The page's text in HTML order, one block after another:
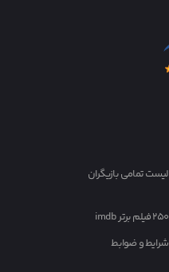
لیست تمامی بازیگران
250 فیلم برتر imdb
شرایط و ضوابط